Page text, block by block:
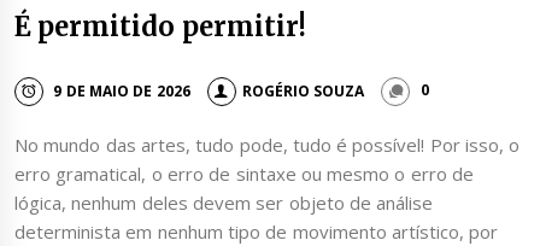
É permitido permitir!
9 DE MAIO DE 2026 ROGÉRIO SOUZA 0
No mundo das artes, tudo pode, tudo é possível! Por isso, o
erro gramatical, o erro de sintaxe ou mesmo o erro de
lógica, nenhum deles devem ser objeto de análise
determinista em nenhum tipo de movimento artístico, por